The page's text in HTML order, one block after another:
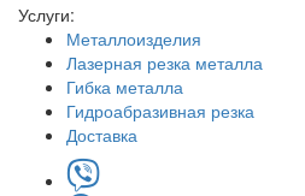
Услуги:
Металлоизделия
Лазерная резка металла
Гибка металла
Гидроабразивная резка
Доставка